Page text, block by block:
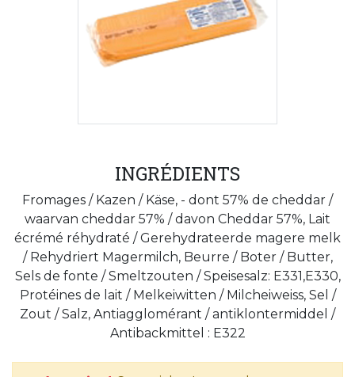
INGRÉDIENTS
Fromages / Kazen / Käse, - dont 57% de cheddar /
waarvan cheddar 57% / davon Cheddar 57%, Lait
écrémé réhydraté / Gerehydrateerde magere melk
/ Rehydriert Magermilch, Beurre / Boter / Butter,
Sels de fonte / Smeltzouten / Speisesalz: E331,E330,
Protéines de lait / Melkeiwitten / Milcheiweiss, Sel /
Zout / Salz, Antiagglomérant / antiklontermiddel /
Antibackmittel : E322